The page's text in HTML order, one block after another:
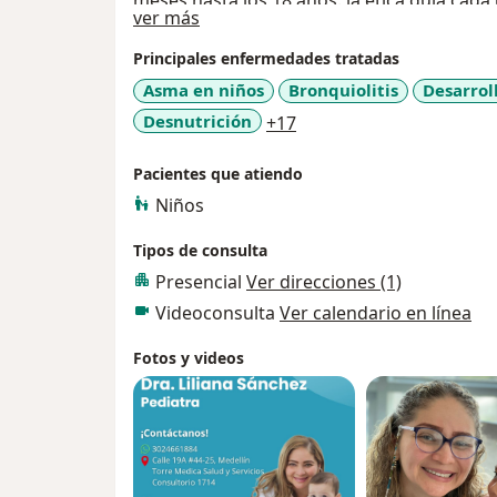
por mi profesion, respetuosa de la
comprension y empatio con padres y niños.
ver más
Principales enfermedades tratadas
Asma en niños Bronquiolitis
Desnutrición
+17a11y_sr_more_diseases
Pacientes que atiendo
Niños
Tipos de consulta
Presencial Ver direcciones (1)
Videoconsulta Ver calendario en línea
Fotos y videos